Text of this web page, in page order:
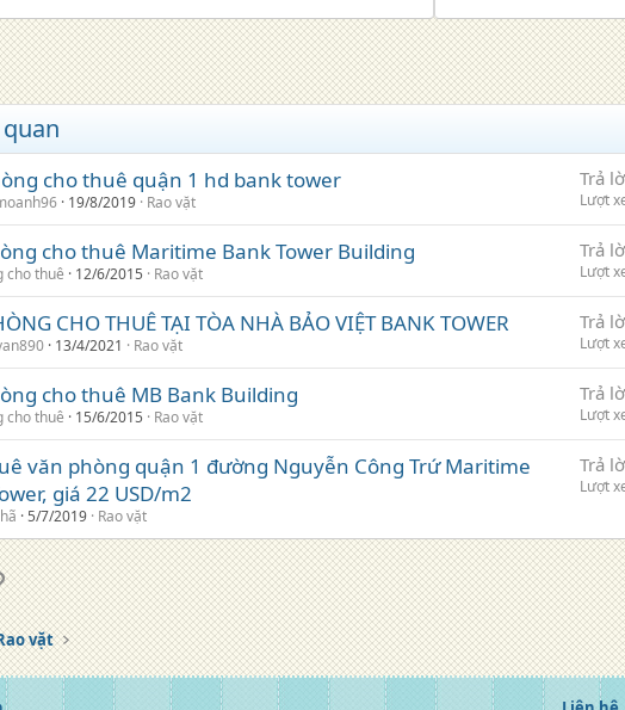
cho thuê quận 1 hd bank tower
19/8/2019 Rao vặt
Trả
Lượt
cho thuê Maritime Bank Tower Building
cho thuê 12/6/2015 Rao vặt
Trả
Lượt
CHO THUÊ TẠI TÒA NHÀ BẢO VIỆT BANK TOWER
13/4/2021 Rao vặt
Trả
Lượt
cho thuê MB Bank Building
cho thuê 15/6/2015 Rao vặt
Trả
Lượt
văn phòng quận 1 đường Nguyễn Công Trứ Maritime
giá 22 USD/m2
5/7/2019 Rao vặt
Trả
Lượt
Liên kết
vặt